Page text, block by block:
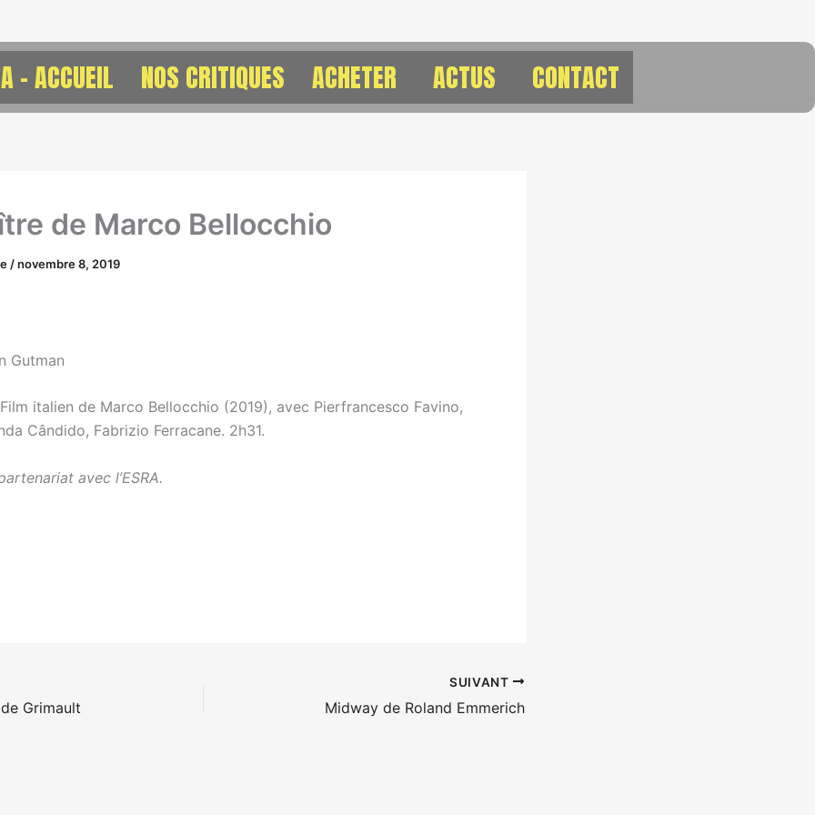
– ACCUEIL NOS CRITIQUES ACHETER ACTUS CONTACT
de Marco Bellocchio
/novembre 8, 2019
Gutman
italien de Marco Bellocchio (2019), avec Pierfrancesco Favino,
Cândido, Fabrizio Ferracane. 2h31.
avec l’ESRA.
Grimault
SUIVANT
Midway de Roland Emmerich